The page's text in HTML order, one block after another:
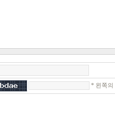
* 왼쪽의